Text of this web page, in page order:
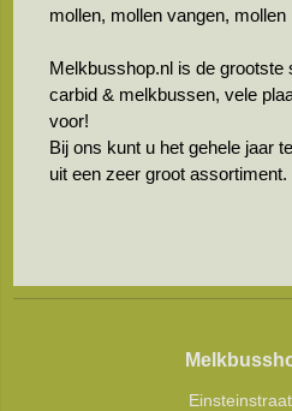
mollen, mollen vangen, mollen
Melkbusshop.nl is de grootste
carbid & melkbussen, vele
voor!
Bij ons kunt u het gehele jaar
uit een zeer groot assortiment.